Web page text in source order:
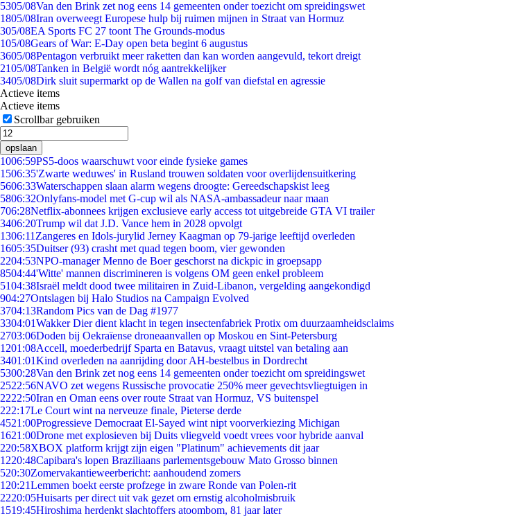
5305/08Van den Brink zet nog eens 14 gemeenten onder toezicht om spreidingswet
1805/08Iran overweegt Europese hulp bij ruimen mijnen in Straat van Hormuz
305/08EA Sports FC 27 toont The Grounds-modus
105/08Gears of War: E-Day open beta begint 6 augustus
3605/08Pentagon verbruikt meer raketten dan kan worden aangevuld, tekort dreigt
2105/08Tanken in België wordt nóg aantrekkelijker
3405/08Dirk sluit supermarkt op de Wallen na golf van diefstal en agressie
Actieve items
Actieve items
Scrollbar gebruiken
opslaan
1006:59PS5-doos waarschuwt voor einde fysieke games
1506:35'Zwarte weduwes' in Rusland trouwen soldaten voor overlijdensuitkering
5606:33Waterschappen slaan alarm wegens droogte: Gereedschapskist leeg
5806:32Onlyfans-model met G-cup wil als NASA-ambassadeur naar maan
706:28Netflix-abonnees krijgen exclusieve early access tot uitgebreide GTA VI trailer
3406:20Trump wil dat J.D. Vance hem in 2028 opvolgt
1306:11 Zangeres en Idols-jurylid Jerney Kaagman op 79-jarige leeftijd overleden
1605:35Duitser (93) crasht met quad tegen boom, vier gewonden
2204:53NPO-manager Menno de Boer geschorst na dickpic in groepsapp
8504:44'Witte' mannen discrimineren is volgens OM geen enkel probleem
5104:38Israël meldt dood twee militairen in Zuid-Libanon, vergelding aangekondigd
904:27Ontslagen bij Halo Studios na Campaign Evolved
3704:13Random Pics van de Dag #1977
3304:01Wakker Dier dient klacht in tegen insectenfabriek Protix om duurzaamheidsclaims
2703:06Doden bij Oekraïense droneaanvallen op Moskou en Sint-Petersburg
1201:08Accell, moederbedrijf Sparta en Batavus, vraagt uitstel van betaling aan
3401:01Kind overleden na aanrijding door AH-bestelbus in Dordrecht
5300:28Van den Brink zet nog eens 14 gemeenten onder toezicht om spreidingswet
2522:56NAVO zet wegens Russische provocatie 250% meer gevechtsvliegtuigen in
2222:50Iran en Oman eens over route Straat van Hormuz, VS buitenspel
222:17Le Court wint na nerveuze finale, Pieterse derde
4521:00Progressieve Democraat El-Sayed wint nipt voorverkiezing Michigan
1621:00Drone met explosieven bij Duits vliegveld voedt vrees voor hybride aanval
220:58XBOX platform krijgt zijn eigen "Platinum" achievements dit jaar
1220:48Capibara's lopen Braziliaans parlementsgebouw Mato Grosso binnen
520:30Zomervakantieweerbericht: aanhoudend zomers
1 20:21Lemmen boekt eerste profzege in zware Ronde van Polen-rit
2220:05Huisarts per direct uit vak gezet om ernstig alcoholmisbruik
1519:45Hiroshima herdenkt slachtoffers atoombom, 81 jaar later